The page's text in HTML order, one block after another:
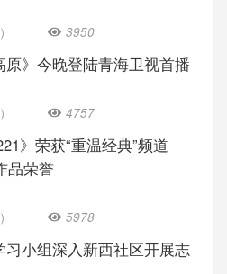
3950
》今晚登陆青海卫视首播
4757
》荣获“重温经典”频道
品荣誉
5978
小组深入新西社区开展志